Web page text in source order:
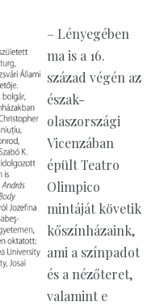
– Lényegében
ma is a 16.
század végén az
észak-
olaszországi
Vicenzában
épült Teatro
Olimpico
mintáját követik
kőszínházaink,
ami a színpadot
és a nézőteret,
valamint e